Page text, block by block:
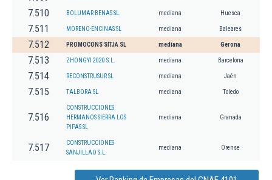
7.510 BOLUMAR BENAS SL. mediana Huesca
7.511 MORENO-ENCINAS SL mediana Baleares
7.512 PROMOCONS SITJA SL mediana Gerona
7.513 ZHONGYI 2020 S.L. mediana Barcelona
7.514 RECONSTRUSUR SL mediana Jaén
7.515 TALBORA SL mediana Toledo
7.516
CONSTRUCCIONES
HERMANOS SIERRA LOS
PIPAS SL
mediana Granada
7.517
CONSTRUCCIONES
SANJILLAO S.L.
mediana Orense